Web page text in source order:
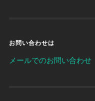
お問い合わせは
メールでのお問い合わせ